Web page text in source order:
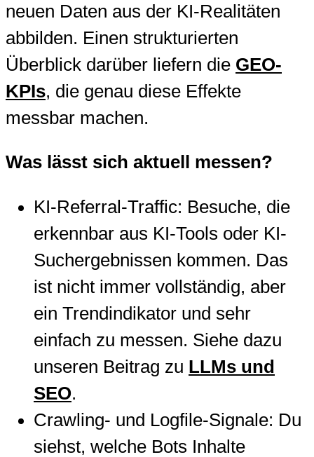
neuen Daten aus der KI-Realitäten
abbilden. Einen strukturierten
Überblick darüber liefern die GEO-
KPIs, die genau diese Effekte
messbar machen.
Was lässt sich aktuell messen?
KI-Referral-Traffic: Besuche, die
erkennbar aus KI-Tools oder KI-
Suchergebnissen kommen. Das
ist nicht immer vollständig, aber
ein Trendindikator und sehr
einfach zu messen. Siehe dazu
unseren Beitrag zu LLMs und
SEO.
Crawling- und Logfile-Signale: Du
siehst, welche Bots Inhalte